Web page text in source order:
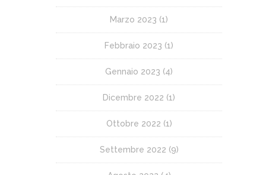
Marzo 2023 (1)
Febbraio 2023 (1)
Gennaio 2023 (4)
Dicembre 2022 (1)
Ottobre 2022 (1)
Settembre 2022 (9)